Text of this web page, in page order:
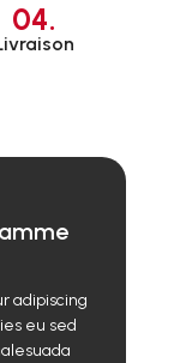
04.
adipiscing
eu sed